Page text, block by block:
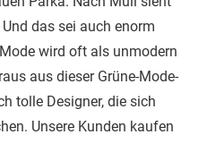
das sei auch enorm
wird oft als unmodern
aus dieser Grüne-Mode-
tolle Designer, die sich
Unsere Kunden kaufen